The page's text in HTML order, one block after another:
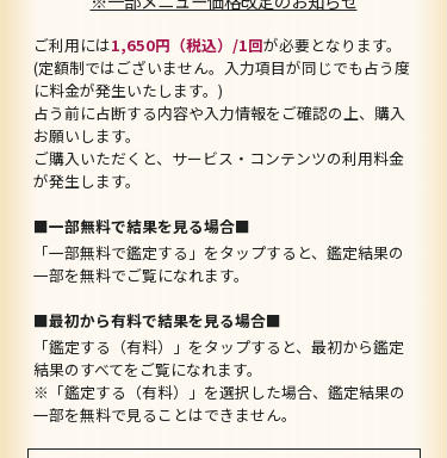
ご利用には1,650円（税込）/1回が必要となります。
(定額制ではございません。入力項目が同じでも占う度
に料金が発生いたします。)
占う前に占断する内容や入力情報をご確認の上、購入
お願いします。
ご購入いただくと、サービス・コンテンツの利用料金
が発生します。
■一部無料で結果を見る場合■
「一部無料で鑑定する」をタップすると、鑑定結果の
一部を無料でご覧になれます。
■最初から有料で結果を見る場合■
「鑑定する（有料）」をタップすると、最初から鑑定
結果のすべてをご覧になれます。
※「鑑定する（有料）」を選択した場合、鑑定結果の
一部を無料で見ることはできません。